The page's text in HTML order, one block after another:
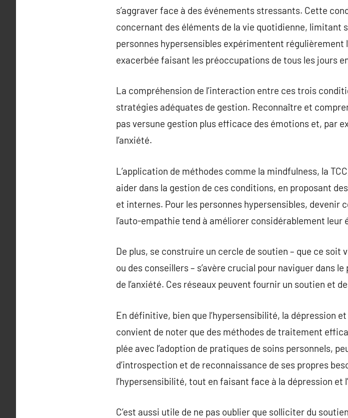
s’aggraver face à des événements stressants. Cette
concernant des éléments de la vie quotidienne,
personnes hypersensibles expérimentent
exacerbée faisant les préoccupations de tous les jours
La compréhension de l’interaction entre ces trois
stratégies adéquates de gestion. Reconnaître et
pas versune gestion plus efficace des émotions et, par
l’anxiété.
L’application de méthodes comme la mindfulness, la
aider dans la gestion de ces conditions, en proposant
et internes. Pour les personnes hypersensibles, devenir
l’auto-empathie tend à améliorer considérablement leur
De plus, se construire un cercle de soutien – que ce
ou des conseillers – s’avère crucial pour naviguer dans
de l’anxiété. Ces réseaux peuvent fournir un soutien et
En définitive, bien que l’hypersensibilité, la dépression
convient de noter que des méthodes de traitement
plée avec l’adoption de pratiques de soins personnels,
d’introspection et de reconnaissance de ses propres
l’hypersensibilité, tout en faisant face à la dépression et
C’est aussi utile de ne pas oublier que solliciter du